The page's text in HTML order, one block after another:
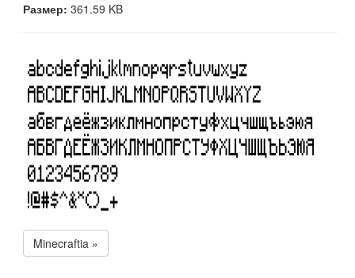
Размер: 361.59 KB
Minecraftia »